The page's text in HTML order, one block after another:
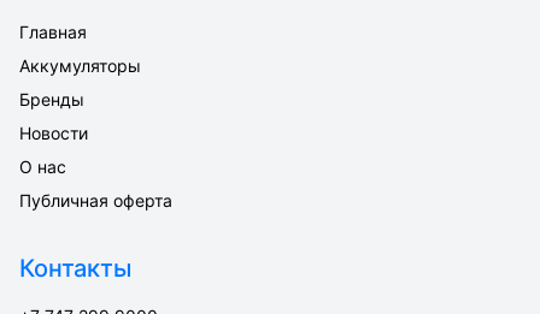
Главная
Аккумуляторы
Бренды
Новости
О нас
Публичная оферта
Контакты